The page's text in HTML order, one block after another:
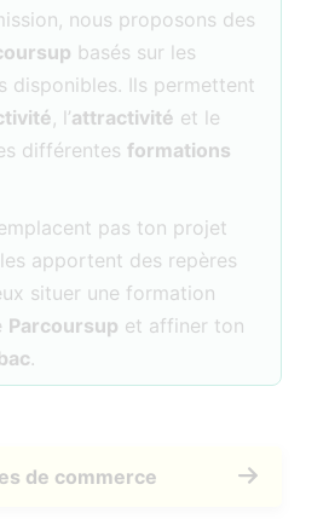
nous proposons des
basés sur les
disponibles. Ils permettent
, l’attractivité et le
différentes formations
pas ton projet
apportent des repères
situer une formation
Parcoursup et affiner ton
.
de commerce